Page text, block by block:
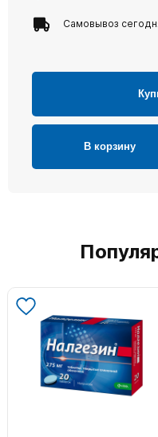
Самовывоз
В корзину